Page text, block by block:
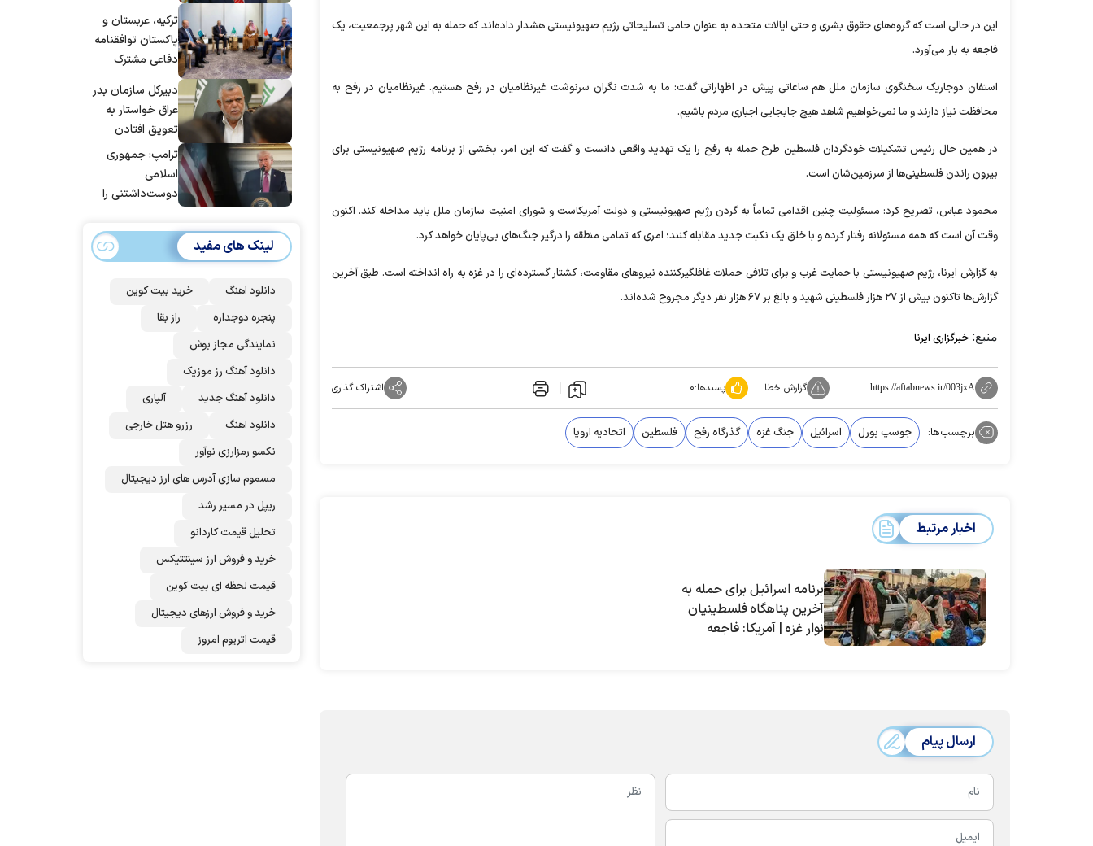
این در حالی است که گروه‌های حقوق بشری و حتی ایالات متحده به عنوان حامی تسلیحاتی رژیم صهیونیستی هشدار داده‌اند که حمله به این شهر پرجمعیت، یک
فاجعه به بار می‌آورد.
استفان دوجاریک سخنگوی سازمان ملل هم ساعاتی پیش در اظهاراتی گفت: ما به شدت نگران سرنوشت غیرنظامیان در رفح هستیم. غیرنظامیان در رفح به
محافظت نیاز دارند و ما نمی‌خواهیم شاهد هیچ جابجایی اجباری مردم باشیم.
در همین حال رئیس تشکیلات خودگردان فلسطین طرح حمله به رفح را یک تهدید واقعی دانست و گفت که این امر، بخشی از برنامه رژیم صهیونیستی برای
بیرون راندن فلسطینی‌ها از سرزمین‌شان است.
محمود عباس، تصریح کرد: مسئولیت چنین اقدامی تماماً به گردن رژیم صهیونیستی و دولت آمریکاست و شورای امنیت سازمان ملل باید مداخله کند. اکنون
وقت آن است که همه مسئولانه رفتار کرده و با خلق یک نکبت جدید مقابله کنند؛ امری که تمامی منطقه را درگیر جنگ‌های بی‌پایان خواهد کرد.
به گزارش ایرنا، رژیم صهیونیستی با حمایت غرب و برای تلافی حملات غافلگیرکننده نیرو‌های مقاومت، کشتار گسترده‌ای را در غزه به راه انداخته است. طبق آخرین
گزارش‌ها تاکنون بیش از ۲۷ هزار فلسطینی شهید و بالغ بر ۶۷ هزار نفر دیگر مجروح شده‌اند.
منبع: خبرگزاری ایرنا
https://aftabnews.ir/003jxA گزارش خطا پسندها:۰ اشتراک گذاری
برچسب‌ها: جوسپ بورل اسرائیل جنگ غزه گذرگاه رفح فلسطین اتحادیه اروپا
اخبار مرتبط
برنامه اسرائیل برای حمله به
آخرین پناهگاه فلسطینیان
نوار غزه | آمریکا: فاجعه
ارسال پیام
توافق برسند
ترکیه، عربستان و
پاکستان توافقنامه
دفاعی مشترک
دبیرکل سازمان بدر
عراق خواستار به
تعویق افتادن
پاسخ به حمله
عربستان و آمریکا
شد
ترامپ: جمهوری
اسلامی
دوست‌داشتنی را
برای بزرگ‌ترین
حمله آماده بودیم
است، درست
است؟
لینک های مفید
دانلود اهنگ
خرید بیت کوین
پنجره دوجداره
راز بقا
نمایندگی مجاز بوش
دانلود آهنگ رز‌ موزیک
دانلود آهنگ جدید
آلپاری
دانلود اهنگ
رزرو هتل خارجی
نکسو رمزارزی نوآور
مسموم سازی آدرس های ارز دیجیتال
ریپل در مسیر رشد
تحلیل قیمت کاردانو
خرید و فروش ارز سینتتیکس
قیمت لحظه ای بیت کوین
خرید و فروش ارزهای دیجیتال
قیمت اتریوم امروز